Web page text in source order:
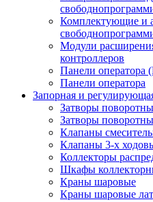
Комплектующие и
Модули
контроллеров
Панели оператора
Панели оператора
Запорная и
Затворы
Затворы
Клапаны
Клапаны 3-х
Коллекторы
Шкафы
Краны шаровые
Краны шаровые